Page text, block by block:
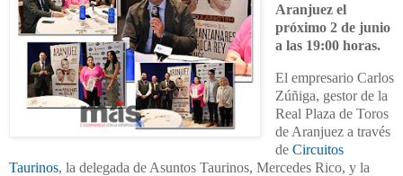
Aranjuez el
próximo 2 de junio
a las 19:00 horas.
El empresario Carlos
Zúñiga, gestor de la
Real Plaza de Toros
de Aranjuez a través
de Circuitos
Taurinos, la delegada de Asuntos Taurinos, Mercedes Rico, y la